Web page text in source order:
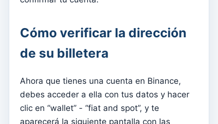
Cómo administrar la configuración del sitio web
Secciones
Eventos
Cómo verificar la dirección
de su billetera
Ahora que tienes una cuenta en Binance,
debes acceder a ella con tus datos y hacer
clic en “wallet” - “fiat and spot”, y te
aparecerá la siguiente pantalla con las